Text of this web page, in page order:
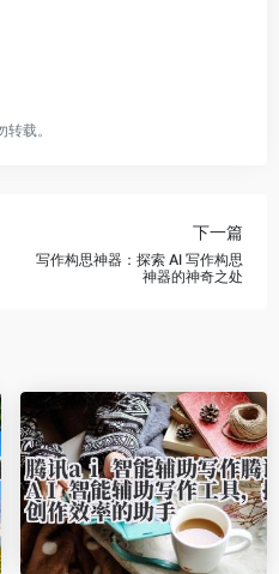
载。
下一篇
写作构思神器：探索 AI 写作构思
神器的神奇之处